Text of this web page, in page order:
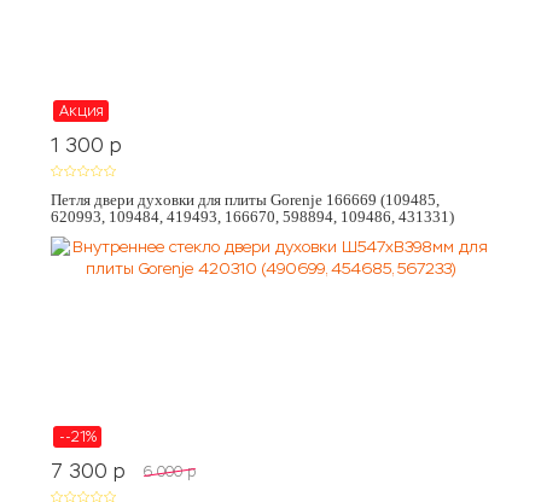
Акция
1 300 p
Петля двери духовки для плиты Gorenje 166669 (109485,
620993, 109484, 419493, 166670, 598894, 109486, 431331)
--21%
7 300 p 6 000 p